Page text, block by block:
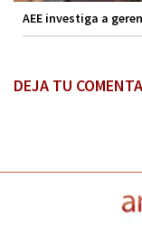
AEE investiga a
DEJA TU